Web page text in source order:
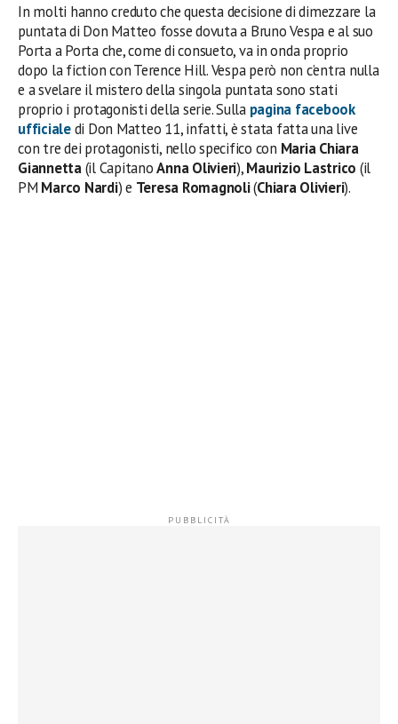
In molti hanno creduto che questa decisione di dimezzare la
puntata di Don Matteo fosse dovuta a Bruno Vespa e al suo
Porta a Porta che, come di consueto, va in onda proprio
dopo la fiction con Terence Hill. Vespa però non c’entra nulla
e a svelare il mistero della singola puntata sono stati
proprio i protagonisti della serie. Sulla pagina facebook
ufficialedi Don Matteo 11, infatti, è stata fatta una live
con tre dei protagonisti, nello specifico con Maria Chiara
Giannetta(il CapitanoAnna Olivieri),Maurizio Lastrico (il
PM Marco Nardi) e Teresa Romagnoli(Chiara Olivieri).